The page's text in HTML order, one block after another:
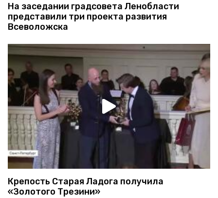
На заседании градсовета Ленобласти
представили три проекта развития
Всеволожска
Крепость Старая Ладога получила
«Золотого Трезини»